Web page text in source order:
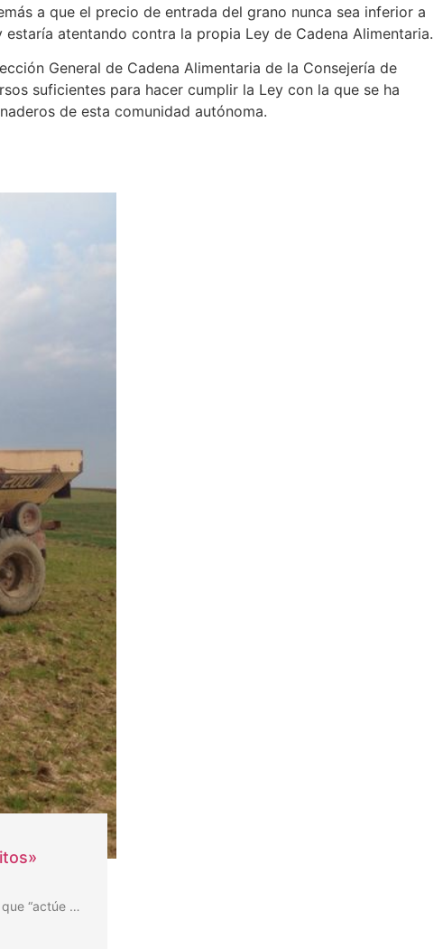
a que el precio de entrada del grano nunca sea inferior a
atentando contra la propia Ley de Cadena Alimentaria.
General de Cadena Alimentaria de la Consejería de
suficientes para hacer cumplir la Ley con la que se ha
de esta comunidad autónoma.
“actúe …